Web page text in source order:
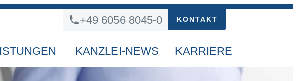
+49 6056 8045-0 KONTAKT
KANZLEI-NEWS KARRIERE